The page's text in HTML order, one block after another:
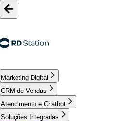
Marketing Digital
CRM de Vendas
Atendimento e Chatbot
Soluções Integradas